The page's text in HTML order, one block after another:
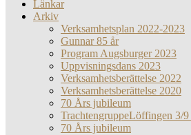
Länkar
Arkiv
Verksamhetsplan 2022-2023
Gunnar 85 år
Program Augsburger 2023
Uppvisningsdans 2023
Verksamhetsberättelse 2022
Verksamhetsberättelse 2020
70 Års jubileum
TrachtengruppeLöffingen 3/
70 Års jubileum